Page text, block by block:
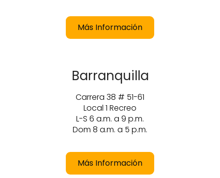
Más Información
Barranquilla
Carrera 38 # 51-61
Local 1 Recreo
L-S 6 a.m. a 9 p.m.
Dom 8 a.m. a 5 p.m.
Más Información